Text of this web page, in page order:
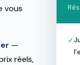
vous
—
réels,
✓